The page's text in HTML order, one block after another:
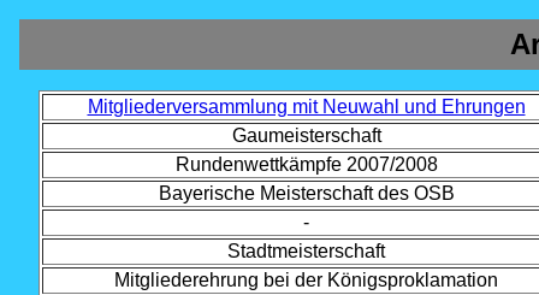
Mitgliederversammlung mit Neuwahl und Ehrungen
Gaumeisterschaft
Rundenwettkämpfe 2007/2008
Bayerische Meisterschaft des OSB
-
Stadtmeisterschaft
Mitgliederehrung bei der Königsproklamation